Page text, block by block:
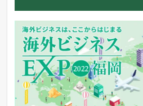
内
最
大
級
の
海
外
ビ
ジ
ネ
ス